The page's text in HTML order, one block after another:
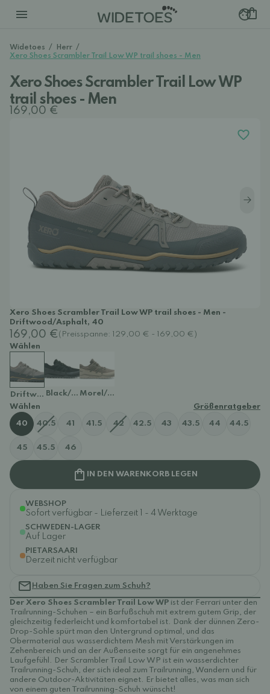
Widetoes / Herr /
Xero Shoes Scrambler Trail Low WP trail shoes - Men
Xero Shoes Scrambler Trail Low WP
trail shoes - Men
169,00 €
Xero Shoes Scrambler Trail Low WP trail shoes - Men -
Driftwood/Asphalt, 40
169,00 € (Preisspanne: 129,00 € - 169,00 €)
Wählen
Driftwood/Asphalt
Black/AsphaltMorel/Pure Cashmere
Wählen
Größenratgeber
40 40.5 41 41.5 42 42.5 43 43.5 44 44.5
45 45.5 46
IN DEN WARENKORB LEGEN
WEBSHOP
Sofort verfügbar - Lieferzeit 1 - 4 Werktage
SCHWEDEN-LAGER
Auf Lager
PIETARSAARI
Derzeit nicht verfügbar
Haben Sie Fragen zum Schuh?
Der Xero Shoes Scrambler Trail Low WP ist der Ferrari unter den
Trailrunning-Schuhen – ein Barfußschuh mit extrem gutem Grip, der
gleichzeitig federleicht und komfortabel ist. Dank der dünnen Zero-
Drop-Sohle spürt man den Untergrund optimal, und das
Obermaterial aus wasserdichtem Mesh mit Verstärkungen im
Zehenbereich und an der Außenseite sorgt für ein angenehmes
Laufgefühl. Der Scrambler Trail Low WP ist ein wasserdichter
Trailrunning-Schuh, der sich ideal zum Trailrunning, Wandern und für
andere Outdoor-Aktivitäten eignet. Er bietet alles, was man sich
von einem guten Trailrunning-Schuh wünscht!